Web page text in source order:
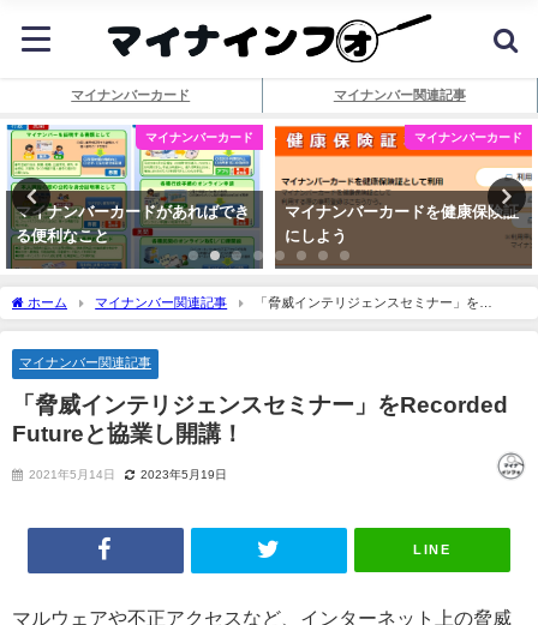
マイナンバーカード マイナンバー関連記事
マイナンバーカード
マイナンバーカードがあればでき
る便利なこと
マイナンバーカード
マイナンバーカードを健康保険証
にしよう
ホーム マイナンバー関連記事
「脅威インテリジェンスセミナー」を
Recorded Futureと協業し開講！
マイナンバー関連記事
「脅威インテリジェンスセミナー」をRecorded
Futureと協業し開講！
2021年5月14日 2023年5月19日
LINE
マルウェアや不正アクセスなど、インターネット上の脅威